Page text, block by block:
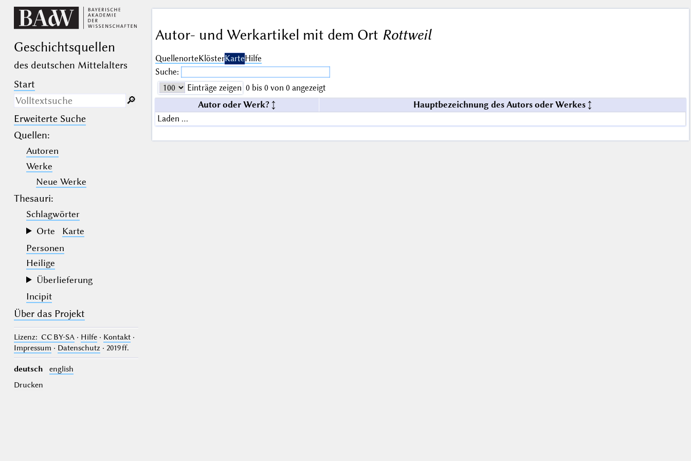
Geschichts­quellen
des deutschen Mittelalters
Start
Nur in Beschreibungs­texten
suchen
(der Unterstrich) ist Platzhalter für
genau ein Zeichen.
(das Prozentzeichen) ist Platzhalter
für kein, ein oder mehr als ein
Zeichen.
🔎︎
Erweiterte Suche
Quellen:
Autoren
Werke
Neue Werke
Thesauri:
Schlagwörter
Orte
Karte
Personen
Heilige
Überlieferung
Incipit
Über das Projekt
Lizenz: CC BY-SA· Hilfe· Kontakt·
Impressum · Datenschutz· 2019 ff.
deutsch
english
Drucken
Autor- und Werkartikel mit dem Ort Rottweil
QuellenorteKlösterKarteHilfe
Suche:
Einträge zeigen 0 bis 0 von 0 angezeigt
Autor oder Werk?
Hauptbezeichnung des Autors oder Werkes
Laden …